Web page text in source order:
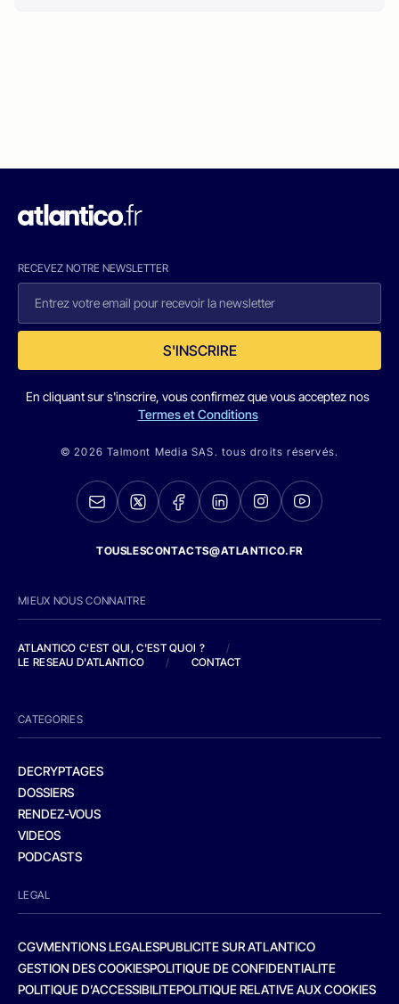
RECEVEZ NOTRE NEWSLETTER
S'INSCRIRE
En cliquant sur s'inscrire, vous confirmez que vous acceptez nos
Termes et Conditions
© 2026 Talmont Media SAS. tous droits réservés.
TOUSLESCONTACTS@ATLANTICO.FR
MIEUX NOUS CONNAITRE
ATLANTICO C'EST QUI, C'EST QUOI ?
/
LE RESEAU D'ATLANTICO
/ CONTACT
CATEGORIES
DECRYPTAGES
DOSSIERS
RENDEZ-VOUS
VIDEOS
PODCASTS
LEGAL
CGVMENTIONS LEGALESPUBLICITE SUR ATLANTICO
GESTION DES COOKIESPOLITIQUE DE CONFIDENTIALITE
POLITIQUE D’ACCESSIBILITEPOLITIQUE RELATIVE AUX COOKIES